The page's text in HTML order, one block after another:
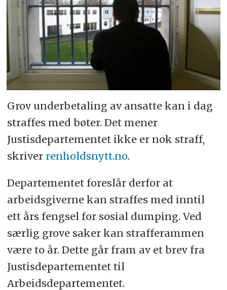
Grov underbetaling av ansatte kan i dag
straffes med bøter. Det mener
Justisdepartementet ikke er nok straff,
skriver renholdsnytt.no.
Departementet foreslår derfor at
arbeidsgiverne kan straffes med inntil
ett års fengsel for sosial dumping. Ved
særlig grove saker kan strafferammen
være to år. Dette går fram av et brev fra
Justisdepartementet til
Arbeidsdepartementet.